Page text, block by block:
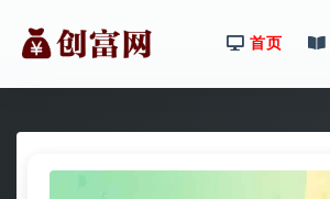
首页